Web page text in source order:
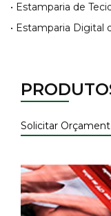
• Estamparia de
• Estamparia Digital
Solicitar